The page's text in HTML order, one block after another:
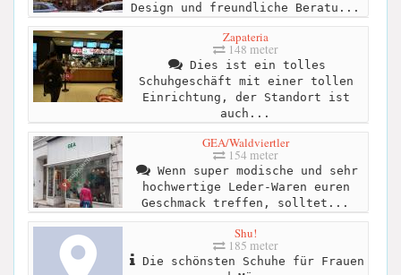
Design und freundliche Beratu...
Zapateria
148 meter
Dies ist ein tolles
Schuhgeschäft mit einer tollen
Einrichtung, der Standort ist
auch...
GEA/Waldviertler
154 meter
Wenn super modische und sehr
hochwertige Leder-Waren euren
Geschmack treffen, solltet...
Shu!
185 meter
Die schönsten Schuhe für Frauen